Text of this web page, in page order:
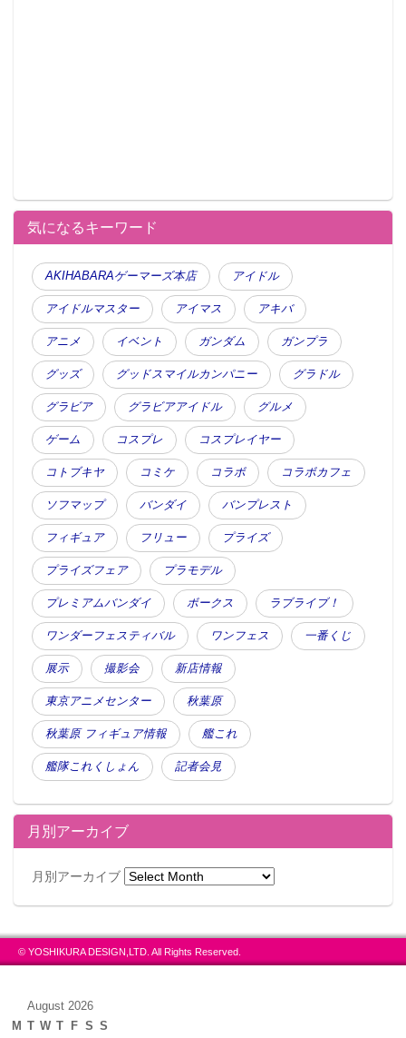
気になるキーワード
AKIHABARAゲーマーズ本店 アイドル
アイドルマスター アイマス アキバ
アニメ イベント ガンダム ガンプラ
グッズ グッドスマイルカンパニー グラドル
グラビア グラビアアイドル グルメ
ゲーム コスプレ コスプレイヤー
コトブキヤ コミケ コラボ コラボカフェ
ソフマップ バンダイ バンプレスト
フィギュア フリュー プライズ
プライズフェア プラモデル
プレミアムバンダイ ボークス ラブライブ！
ワンダーフェスティバル ワンフェス 一番くじ
展示 撮影会 新店情報
東京アニメセンター 秋葉原
秋葉原 フィギュア情報 艦これ
艦隊これくしょん 記者会見
月別アーカイブ
月別アーカイブ
© YOSHIKURA DESIGN,LTD. All Rights Reserved.
August 2026
M T W T F S S